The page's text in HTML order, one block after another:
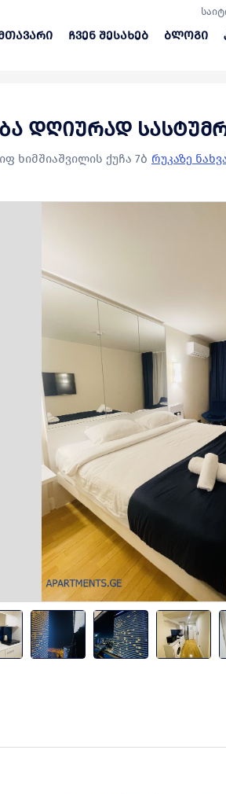
ჩვენ შესახებ ბლოგი
დღიურად
ხიმშიაშვილის ქუჩა 7ბ რუკაზე